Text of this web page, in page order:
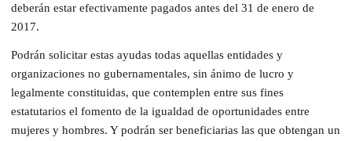
deberán estar efectivamente pagados antes del 31 de enero de
2017.
Podrán solicitar estas ayudas todas aquellas entidades y
organizaciones no gubernamentales, sin ánimo de lucro y
legalmente constituidas, que contemplen entre sus fines
estatutarios el fomento de la igualdad de oportunidades entre
mujeres y hombres. Y podrán ser beneficiarias las que obtengan un